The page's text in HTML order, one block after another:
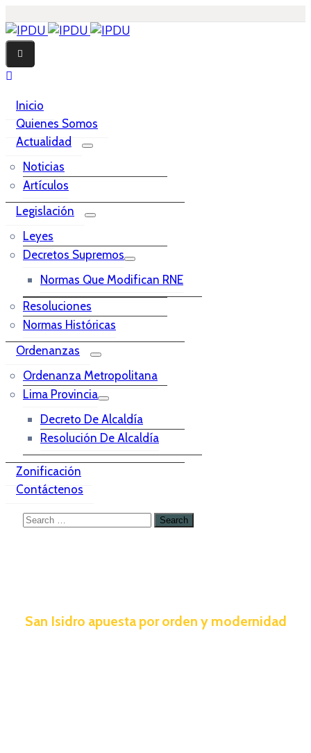
Inicio
Quienes Somos
Actualidad
Noticias
Artículos
Legislación
Leyes
Decretos Supremos
Normas Que Modifican RNE
Resoluciones
Normas Históricas
Ordenanzas
Ordenanza Metropolitana
Lima Provincia
Decreto De Alcaldía
Resolución De Alcaldía
Zonificación
Contáctenos
San Isidro apuesta por orden y modernidad